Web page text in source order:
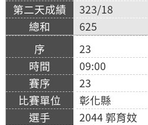
323/18
625
23
09:00
23
彰化縣
2044 郭育妏